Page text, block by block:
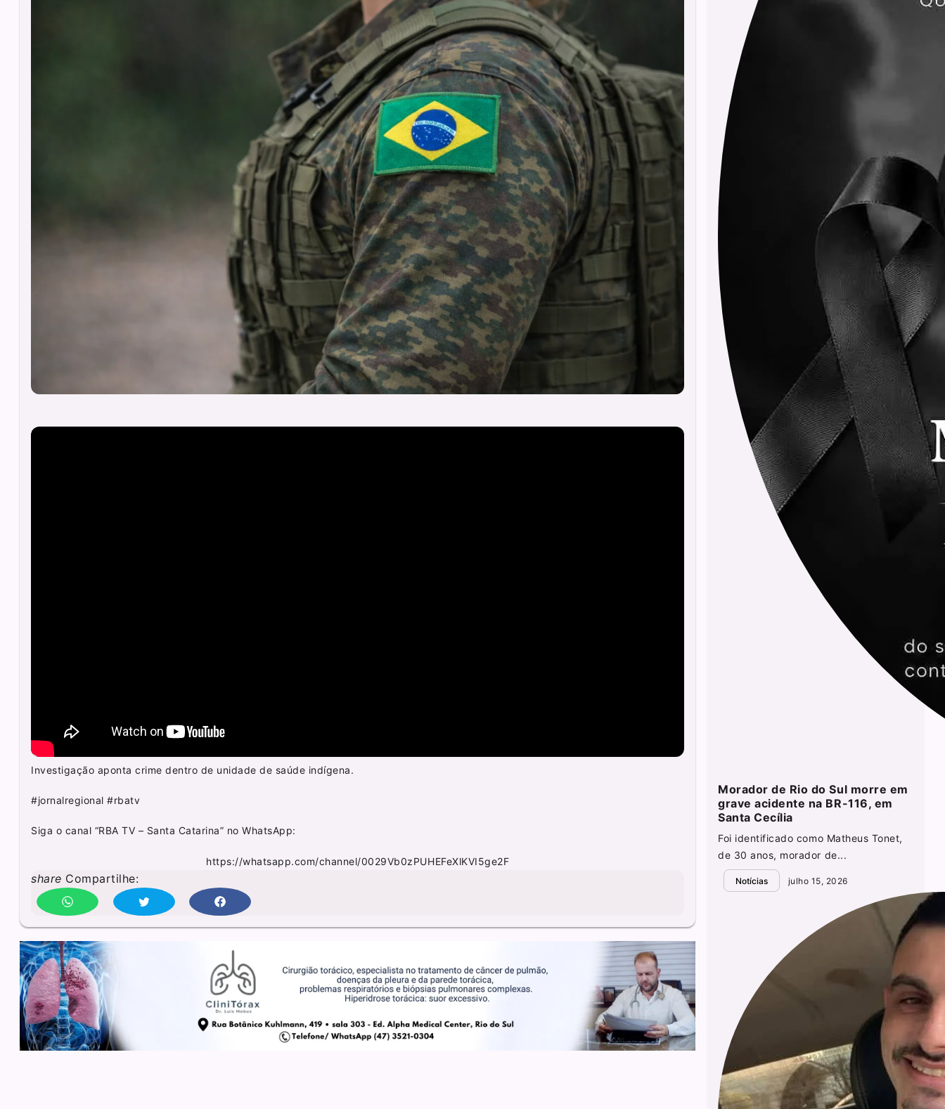
Investigação aponta crime dentro de unidade de saúde indígena.
#jornalregional #rbatv
Siga o canal “RBA TV – Santa Catarina” no WhatsApp:
https://whatsapp.com/channel/0029Vb0zPUHEFeXlKVI5ge2F
share Compartilhe:
Morador de Rio do Sul morre em
grave acidente na BR-116, em
Santa Cecília
Foi identificado como Matheus Tonet,
de 30 anos, morador de...
Notícias julho 15, 2026